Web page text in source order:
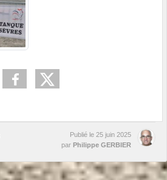
Publié le 25 juin 2025
par Philippe GERBIER